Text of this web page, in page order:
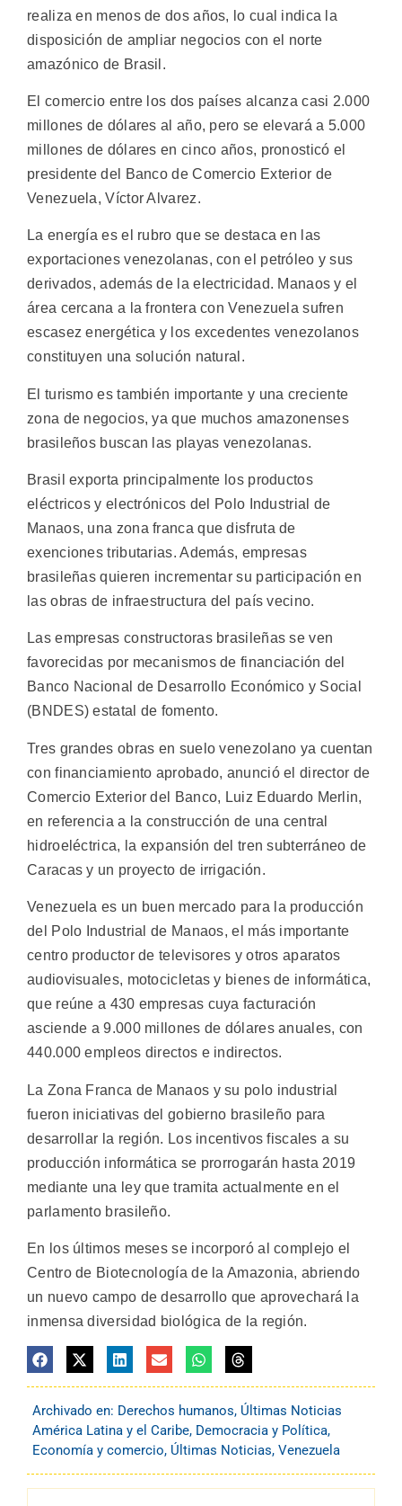
realiza en menos de dos años, lo cual indica la
disposición de ampliar negocios con el norte
amazónico de Brasil.
El comercio entre los dos países alcanza casi 2.000
millones de dólares al año, pero se elevará a 5.000
millones de dólares en cinco años, pronosticó el
presidente del Banco de Comercio Exterior de
Venezuela, Víctor Alvarez.
La energía es el rubro que se destaca en las
exportaciones venezolanas, con el petróleo y sus
derivados, además de la electricidad. Manaos y el
área cercana a la frontera con Venezuela sufren
escasez energética y los excedentes venezolanos
constituyen una solución natural.
El turismo es también importante y una creciente
zona de negocios, ya que muchos amazonenses
brasileños buscan las playas venezolanas.
Brasil exporta principalmente los productos
eléctricos y electrónicos del Polo Industrial de
Manaos, una zona franca que disfruta de
exenciones tributarias. Además, empresas
brasileñas quieren incrementar su participación en
las obras de infraestructura del país vecino.
Las empresas constructoras brasileñas se ven
favorecidas por mecanismos de financiación del
Banco Nacional de Desarrollo Económico y Social
(BNDES) estatal de fomento.
Tres grandes obras en suelo venezolano ya cuentan
con financiamiento aprobado, anunció el director de
Comercio Exterior del Banco, Luiz Eduardo Merlin,
en referencia a la construcción de una central
hidroeléctrica, la expansión del tren subterráneo de
Caracas y un proyecto de irrigación.
Venezuela es un buen mercado para la producción
del Polo Industrial de Manaos, el más importante
centro productor de televisores y otros aparatos
audiovisuales, motocicletas y bienes de informática,
que reúne a 430 empresas cuya facturación
asciende a 9.000 millones de dólares anuales, con
440.000 empleos directos e indirectos.
La Zona Franca de Manaos y su polo industrial
fueron iniciativas del gobierno brasileño para
desarrollar la región. Los incentivos fiscales a su
producción informática se prorrogarán hasta 2019
mediante una ley que tramita actualmente en el
parlamento brasileño.
En los últimos meses se incorporó al complejo el
Centro de Biotecnología de la Amazonia, abriendo
un nuevo campo de desarrollo que aprovechará la
inmensa diversidad biológica de la región.
Archivado en: Derechos humanos, Últimas Noticias
América Latina y el Caribe, Democracia y Política,
Economía y comercio, Últimas Noticias, Venezuela